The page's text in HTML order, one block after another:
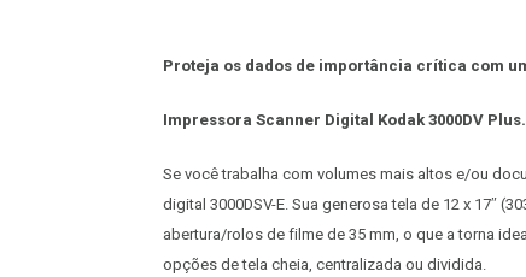
Proteja os dados de importância crítica com
Impressora Scanner Digital Kodak 3000DV Plus.
Se você trabalha com volumes mais altos e/ou
digital 3000DSV-E. Sua generosa tela de 12 x 17″
abertura/rolos de filme de 35 mm, o que a torna
opções de tela cheia, centralizada ou dividida.